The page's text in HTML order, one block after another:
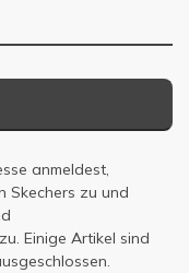
anmeldest,
Skechers zu und
Einige Artikel sind